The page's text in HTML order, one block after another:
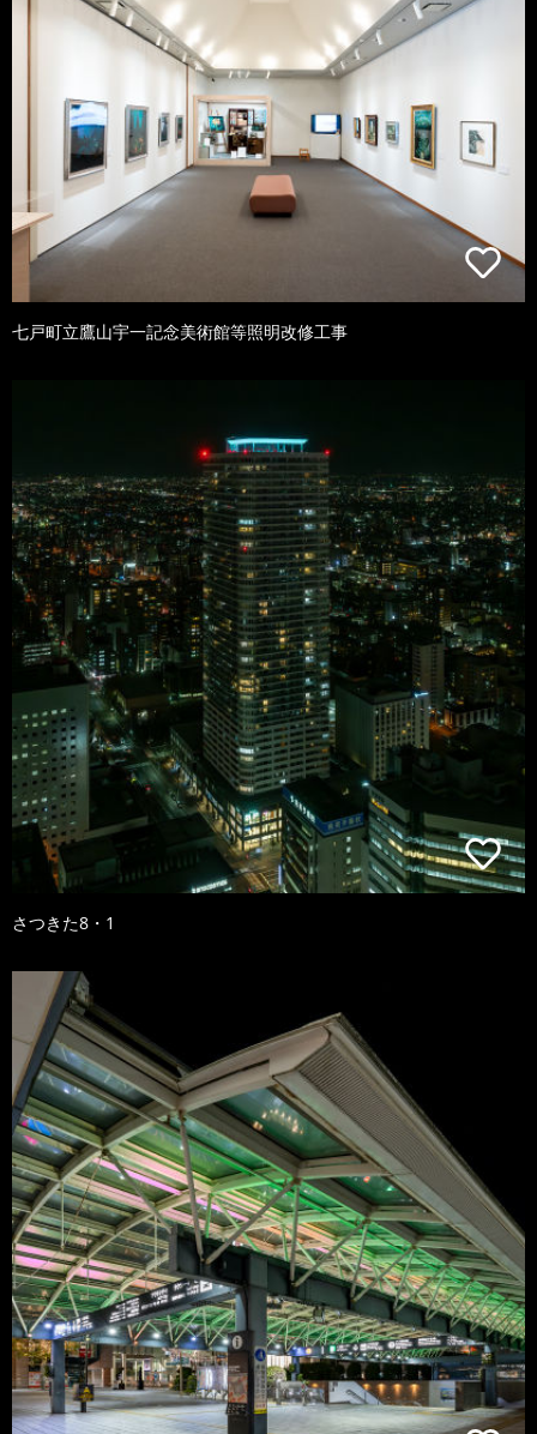
七戸町立鷹山宇一記念美術館等照明改修工事
さつきた8・1